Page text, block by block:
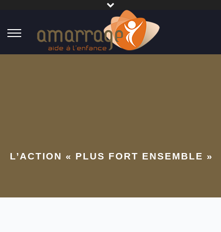
L’ACTION « PLUS FORT ENSEMBLE »